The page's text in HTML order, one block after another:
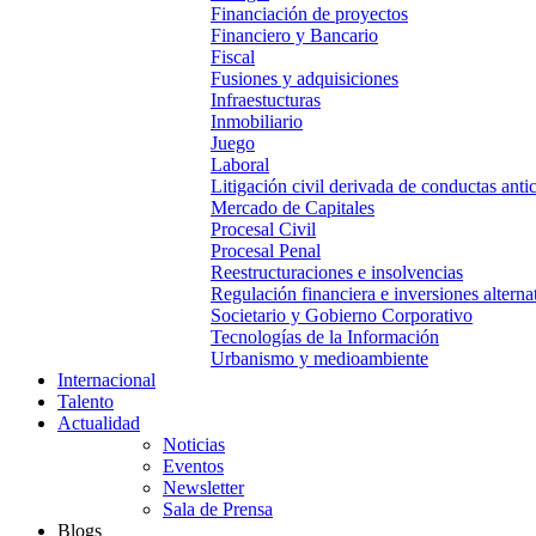
Financiación de proyectos
Financiero y Bancario
Fiscal
Fusiones y adquisiciones
Infraestucturas
Inmobiliario
Juego
Laboral
Litigación civil derivada de conductas
Mercado de Capitales
Procesal Civil
Procesal Penal
Reestructuraciones e insolvencias
Regulación financiera e inversiones
Societario y Gobierno Corporativo
Tecnologías de la Información
Urbanismo y medioambiente
Internacional
Talento
Actualidad
Noticias
Eventos
Newsletter
Sala de Prensa
Blogs